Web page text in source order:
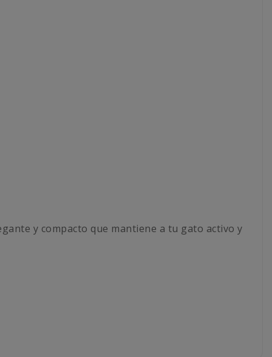
y compacto que mantiene a tu gato activo y